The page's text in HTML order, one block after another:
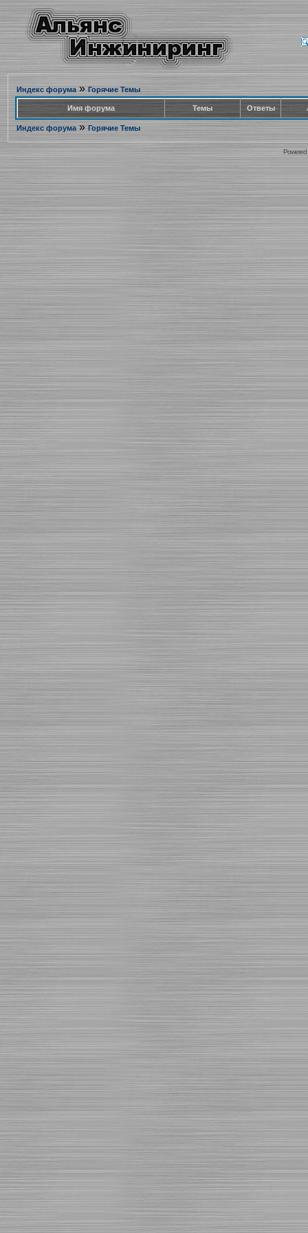
Индекс форума» Горячие Темы
Имя форума Темы Ответы
Индекс форума» Горячие Темы